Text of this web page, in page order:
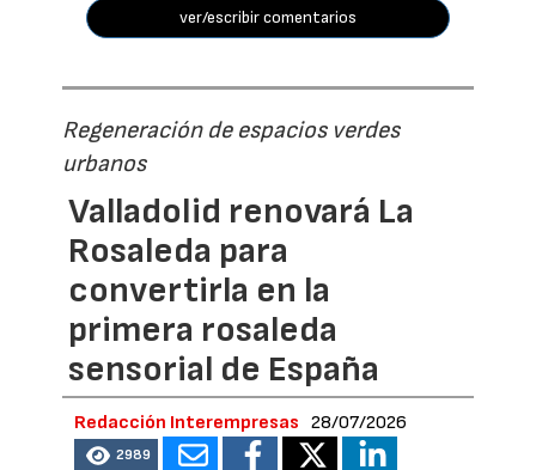
ver/escribir comentarios
Regeneración de espacios verdes
urbanos
Valladolid renovará La
Rosaleda para
convertirla en la
primera rosaleda
sensorial de España
Redacción Interempresas 28/07/2026
2989